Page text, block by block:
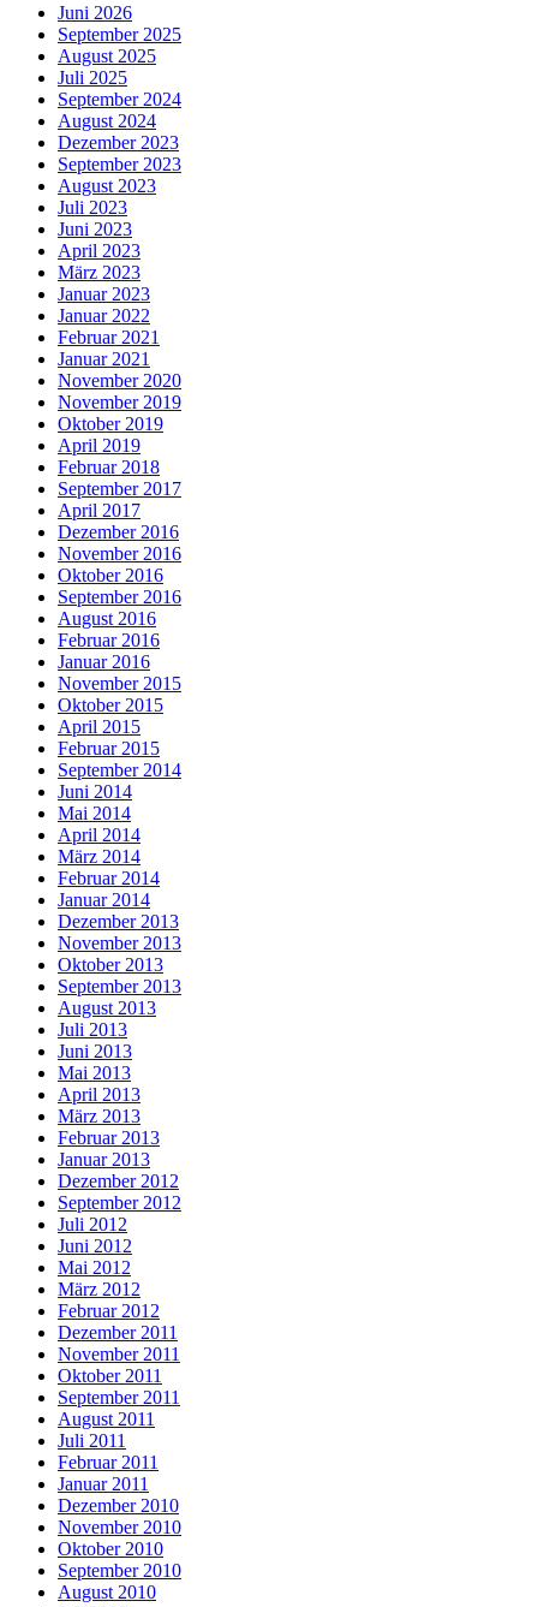
Juni 2026
September 2025
August 2025
Juli 2025
September 2024
August 2024
Dezember 2023
September 2023
August 2023
Juli 2023
Juni 2023
April 2023
März 2023
Januar 2023
Januar 2022
Februar 2021
Januar 2021
November 2020
November 2019
Oktober 2019
April 2019
Februar 2018
September 2017
April 2017
Dezember 2016
November 2016
Oktober 2016
September 2016
August 2016
Februar 2016
Januar 2016
November 2015
Oktober 2015
April 2015
Februar 2015
September 2014
Juni 2014
Mai 2014
April 2014
März 2014
Februar 2014
Januar 2014
Dezember 2013
November 2013
Oktober 2013
September 2013
August 2013
Juli 2013
Juni 2013
Mai 2013
April 2013
März 2013
Februar 2013
Januar 2013
Dezember 2012
September 2012
Juli 2012
Juni 2012
Mai 2012
März 2012
Februar 2012
Dezember 2011
November 2011
Oktober 2011
September 2011
August 2011
Juli 2011
Februar 2011
Januar 2011
Dezember 2010
November 2010
Oktober 2010
September 2010
August 2010